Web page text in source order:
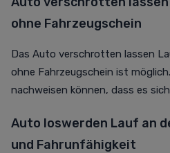
ohne Fahrzeugschein
Das Auto verschrotten lassen
ohne Fahrzeugschein ist
nachweisen können, dass es
Auto loswerden Lauf an
und Fahrunfähigkeit